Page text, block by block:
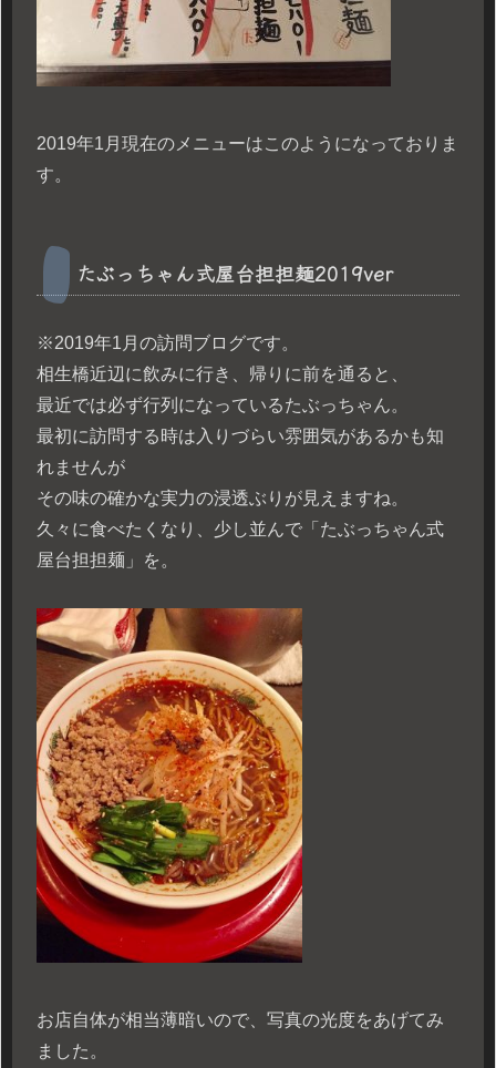
2019年1月現在のメニューはこのようになっておりま
す。
たぶっちゃん式屋台担担麺2019ver
※2019年1月の訪問ブログです。
相生橋近辺に飲みに行き、帰りに前を通ると、
最近では必ず行列になっているたぶっちゃん。
最初に訪問する時は入りづらい雰囲気があるかも知
れませんが
その味の確かな実力の浸透ぶりが見えますね。
久々に食べたくなり、少し並んで「たぶっちゃん式
屋台担担麺」を。
お店自体が相当薄暗いので、写真の光度をあげてみ
ました。